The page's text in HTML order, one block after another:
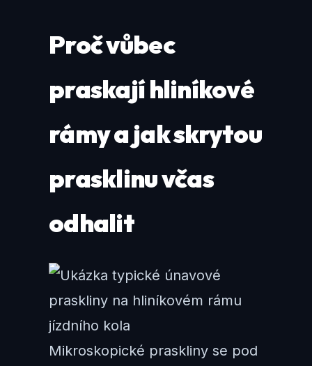
Proč vůbec
praskají hliníkové
rámy a jak skrytou
prasklinu včas
odhalit
Mikroskopické praskliny se pod